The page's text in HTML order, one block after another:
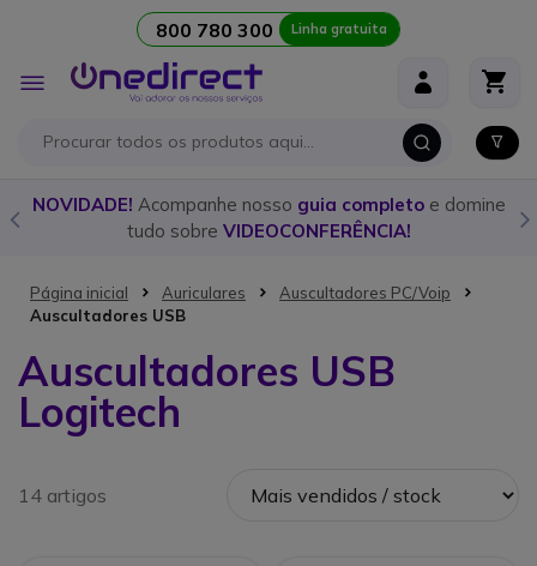
800 780 300 Linha gratuita
Alternar
Nav
NOVIDADE! Acompanhe nosso guia completoe domine
tudo sobre VIDEOCONFERÊNCIA!
Página inicial Auriculares
Auscultadores PC/Voip
Auscultadores USB
Auscultadores USB
Logitech
14 artigos